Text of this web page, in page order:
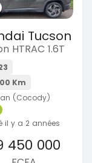
Tucson
HTRAC 1.6T
Km
(Cocody)
il y a 2 années
450 000